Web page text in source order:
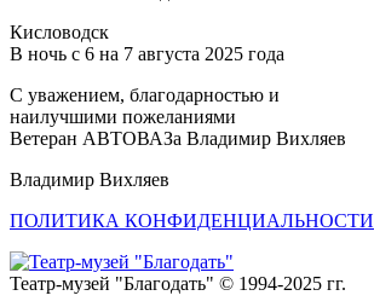
Кисловодск
В ночь с 6 на 7 августа 2025 года
С уважением, благодарностью и
наилучшими пожеланиями
Ветеран АВТОВАЗа Владимир Вихляев
Владимир Вихляев
ПОЛИТИКА КОНФИДЕНЦИАЛЬНОСТИ
Театр-музей "Благодать" © 1994-2025 гг.